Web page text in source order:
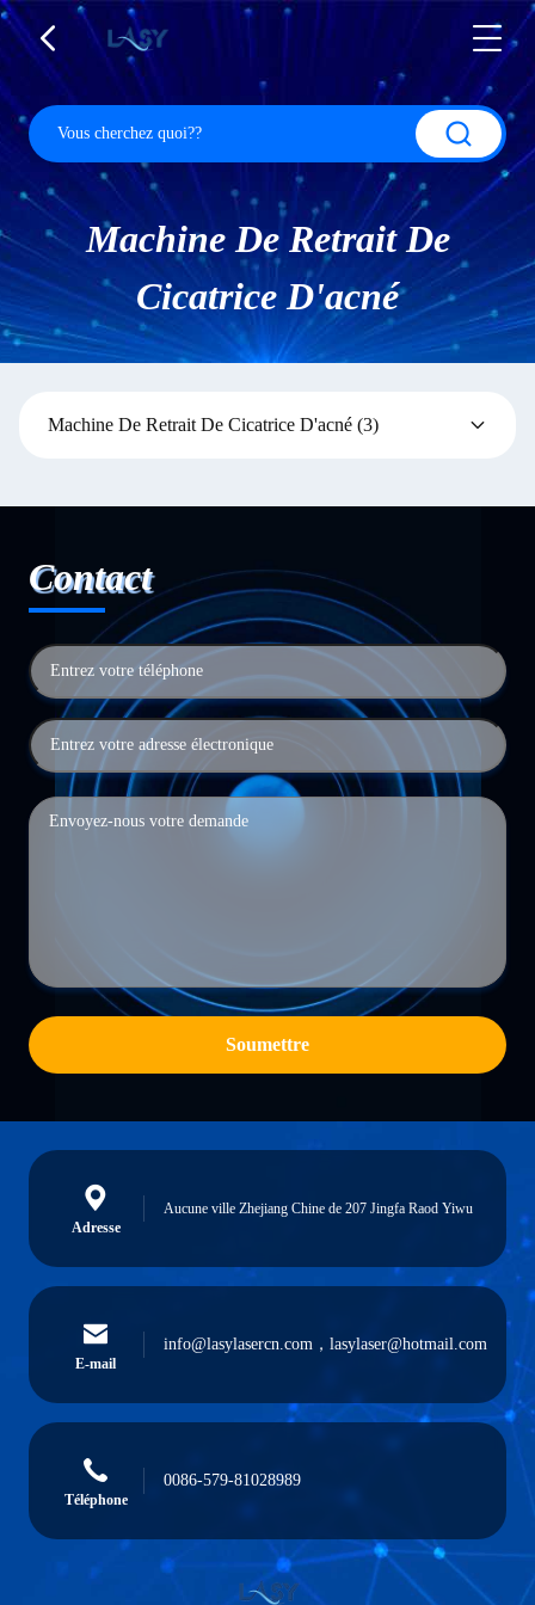
Machine De Retrait De
Cicatrice D'acné
Machine De Retrait De Cicatrice D'acné (3)
Contact
Soumettre
Adresse
Aucune ville Zhejiang Chine de 207 Jingfa Raod Yiwu
E-mail
info@lasylasercn.com，lasylaser@hotmail.com
Téléphone
0086-579-81028989